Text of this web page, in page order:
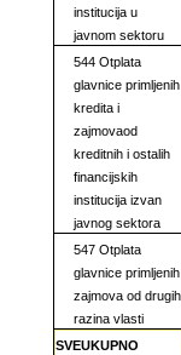
institucija u
javnom sektoru
544 Otplata
glavnice primljenih
kredita i
zajmovaod
kreditnih i ostalih
financijskih
institucija izvan
javnog sektora
547 Otplata
glavnice primljenih
zajmova od drugih
razina vlasti
SVEUKUPNO